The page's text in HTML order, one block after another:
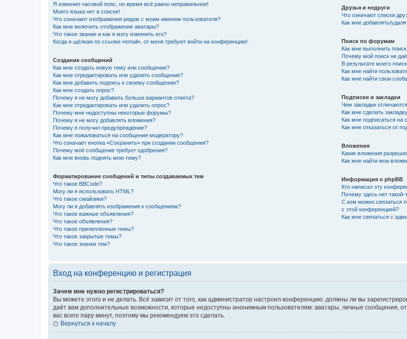
Я изменил часовой пояс, но время всё равно неправильное!
Моего языка нет в списке!
Что означают изображения рядом с моим именем пользователя?
Как мне включить отображение аватары?
Что такое звание и как я могу изменить его?
Когда я щёлкаю по ссылке «email», от меня требуют войти на конференцию!
Создание сообщений
Как мне создать новую тему или сообщение?
Как мне отредактировать или удалить сообщение?
Как мне добавить подпись к своему сообщению?
Как мне создать опрос?
Почему я не могу добавить больше вариантов ответа?
Как мне отредактировать или удалить опрос?
Почему мне недоступны некоторые форумы?
Почему я не могу добавлять вложения?
Почему я получил предупреждение?
Как мне пожаловаться на сообщения модератору?
Что означает кнопка «Сохранить» при создании сообщения?
Почему моё сообщение требует одобрения?
Как мне вновь поднять мою тему?
Форматирование сообщений и типы создаваемых тем
Что такое BBCode?
Могу ли я использовать HTML?
Что такое смайлики?
Могу ли я добавлять изображения к сообщениям?
Что такое важные объявления?
Что такое объявления?
Что такое прилепленные темы?
Что такое закрытые темы?
Что такое значки тем?
Друзья и недруги
Что означают списки
Как мне добавлять/
Поиск по форумам
Как мне выполнить
Почему мой поиск не
В результате моего
Как мне найти
Как мне найти свои
Подписки и закладки
Чем закладки
Как мне сделать
Как мне подписаться
Как мне отказаться от
Вложения
Какие вложения
Как мне найти мои
Информация о phpBB
Кто написал эту
Почему здесь нет такой-
С кем можно связаться
с этой конференцией?
Как мне связаться с
Вход на конференцию и регистрация
Зачем мне нужно регистрироваться?
Вы можете этого и не делать. Всё зависит от того, как администратор настроил конференцию: должны ли вы
даёт вам дополнительные возможности, которые недоступны анонимным пользователям: аватары, личные сообщения,
вас всего пару минут, поэтому мы рекомендуем это сделать.
Вернуться к началу